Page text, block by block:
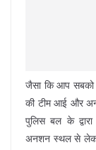
जैसा कि आप सबको
की टीम आई और
पुलिस बल के
अनशन स्थल से लेकर